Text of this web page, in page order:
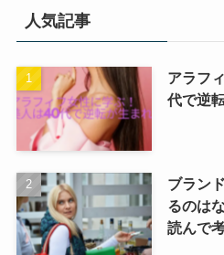
人気記事
アラフ
代で逆
ブラン
るのは
読んで